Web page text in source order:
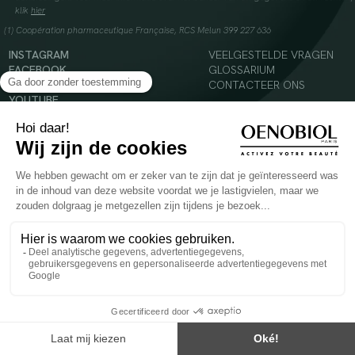
klik hier
(1) Coopération pharmaceutique Française, RCS Melun 399 227 636
INSTAGRAM
FACEBOOK
TIKTOK
YOUTUBE
VEELGESTELDE VRAGEN
GLOSSARIUM
CONTACTEER ONS
Voedingssupplement dat moet worden geconsumeerd als onderdeel van een gevarieerde,
evenwichtige voeding en een gezonde levensstijl. Aanbevolen dagelijkse dosis niet
overschrijden. Enkel voor volwassenen, buiten het bereik van kinderen houden.